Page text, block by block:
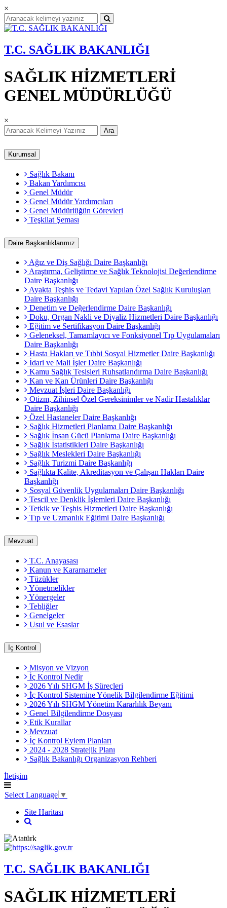
×
T.C. SAĞLIK BAKANLIĞI
SAĞLIK HİZMETLERİ
GENEL MÜDÜRLÜĞÜ
×
Ara
Kurumsal
Sağlık Bakanı
Bakan Yardımcısı
Genel Müdür
Genel Müdür Yardımcıları
Genel Müdürlüğün Görevleri
Teşkilat Şeması
Daire Başkanlıklarımız
Ağız ve Diş Sağlığı Daire Başkanlığı
Araştırma, Geliştirme ve Sağlık Teknolojisi Değerlendirme
Daire Başkanlığı
Ayakta Teşhis ve Tedavi Yapılan Özel Sağlık Kuruluşları
Daire Başkanlığı
Denetim ve Değerlendirme Daire Başkanlığı
Doku, Organ Nakli ve Diyaliz Hizmetleri Daire Başkanlığı
Eğitim ve Sertifikasyon Daire Başkanlığı
Geleneksel, Tamamlayıcı ve Fonksiyonel Tıp Uygulamaları
Daire Başkanlığı
Hasta Hakları ve Tıbbi Sosyal Hizmetler Daire Başkanlığı
İdari ve Mali İşler Daire Başkanlığı
Kamu Sağlık Tesisleri Ruhsatlandırma Daire Başkanlığı
Kan ve Kan Ürünleri Daire Başkanlığı
Mevzuat İşleri Daire Başkanlığı
Otizm, Zihinsel Özel Gereksinimler ve Nadir Hastalıklar
Daire Başkanlığı
Özel Hastaneler Daire Başkanlığı
Sağlık Hizmetleri Planlama Daire Başkanlığı
Sağlık İnsan Gücü Planlama Daire Başkanlığı
Sağlık İstatistikleri Daire Başkanlığı
Sağlık Meslekleri Daire Başkanlığı
Sağlık Turizmi Daire Başkanlığı
Sağlıkta Kalite, Akreditasyon ve Çalışan Hakları Daire
Başkanlığı
Sosyal Güvenlik Uygulamaları Daire Başkanlığı
Tescil ve Denklik İşlemleri Daire Başkanlığı
Tetkik ve Teşhis Hizmetleri Daire Başkanlığı
Tıp ve Uzmanlık Eğitimi Daire Başkanlığı
Mevzuat
T.C. Anayasası
Kanun ve Kararnameler
Tüzükler
Yönetmelikler
Yönergeler
Tebliğler
Genelgeler
Usul ve Esaslar
İç Kontrol
Misyon ve Vizyon
İç Kontrol Nedir
2026 Yılı SHGM İş Süreçleri
İç Kontrol Sistemine Yönelik Bilgilendirme Eğitimi
2026 Yılı SHGM Yönetim Kararlılık Beyanı
Genel Bilgilendirme Dosyası
Etik Kurallar
Mevzuat
İç Kontrol Eylem Planları
2024 - 2028 Stratejik Planı
Sağlık Bakanlığı Organizasyon Rehberi
İletişim
Select Language ▼
Site Haritası
T.C. SAĞLIK BAKANLIĞI
SAĞLIK HİZMETLERİ